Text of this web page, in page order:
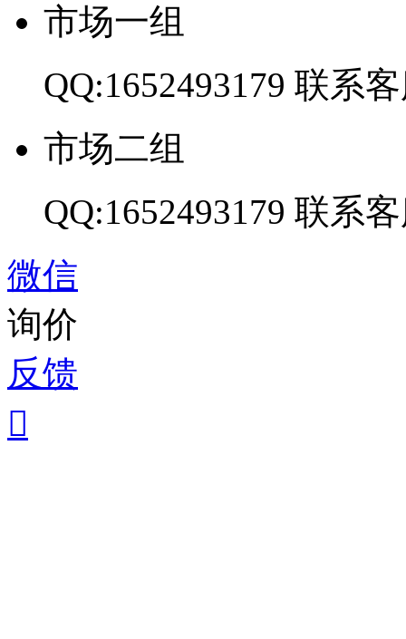
市场一组
QQ:1652493179 联系
市场二组
QQ:1652493179 联系
微信
询价
反馈
